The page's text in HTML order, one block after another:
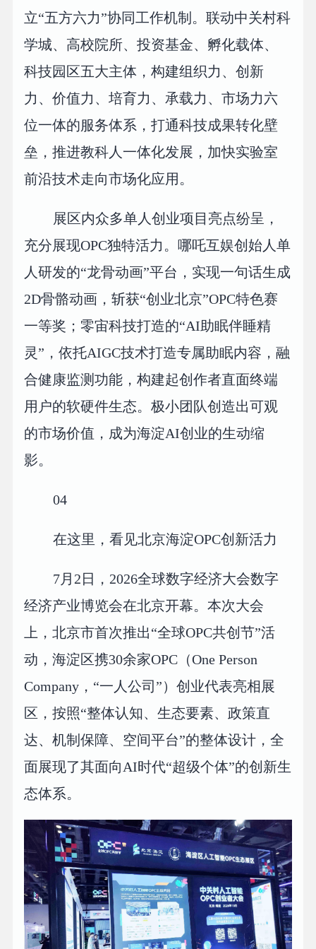
立“五方六力”协同工作机制。联动中关村科
学城、高校院所、投资基金、孵化载体、
科技园区五大主体，构建组织力、创新
力、价值力、培育力、承载力、市场力六
位一体的服务体系，打通科技成果转化壁
垒，推进教科人一体化发展，加快实验室
前沿技术走向市场化应用。
展区内众多单人创业项目亮点纷呈，
充分展现OPC独特活力。哪吒互娱创始人单
人研发的“龙骨动画”平台，实现一句话生成
2D骨骼动画，斩获“创业北京”OPC特色赛
一等奖；零宙科技打造的“AI助眠伴睡精
灵”，依托AIGC技术打造专属助眠内容，融
合健康监测功能，构建起创作者直面终端
用户的软硬件生态。极小团队创造出可观
的市场价值，成为海淀AI创业的生动缩
影。
04
在这里，看见北京海淀OPC创新活力
7月2日，2026全球数字经济大会数字
经济产业博览会在北京开幕。本次大会
上，北京市首次推出“全球OPC共创节”活
动，海淀区携30余家OPC（One Person
Company，“一人公司”）创业代表亮相展
区，按照“整体认知、生态要素、政策直
达、机制保障、空间平台”的整体设计，全
面展现了其面向AI时代“超级个体”的创新生
态体系。